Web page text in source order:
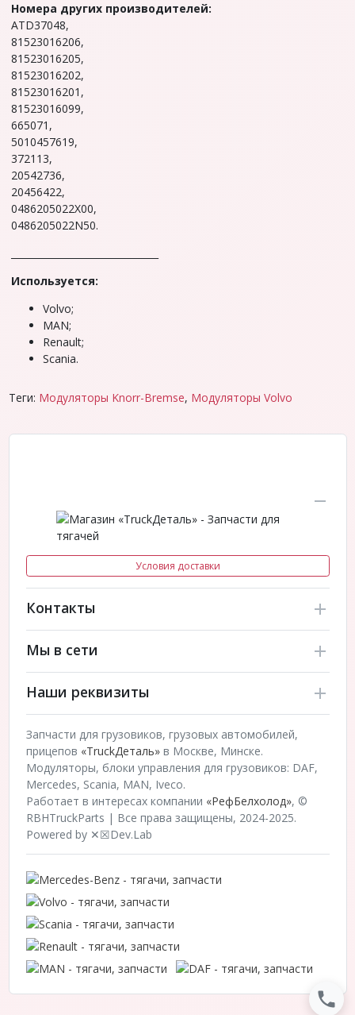
Номера других производителей:
ATD37048,
81523016206,
81523016205,
81523016202,
81523016201,
81523016099,
665071,
5010457619,
372113,
20542736,
20456422,
0486205022X00,
0486205022N50.
Используется:
Volvo;
МАN;
Renault;
Scania.
Теги: Модуляторы Knorr-Bremse, Модуляторы Volvo
Условия доставки
Контакты
Мы в сети
Наши реквизиты
Запчасти для грузовиков, грузовых автомобилей,
прицепов «TruckДеталь»в Москве, Минске.
Модуляторы, блоки управления для грузовиков: DAF,
Mercedes, Scania, MAN, Iveco.
Работает в интересах компании «РефБелхолод», ©
RBHTruckParts | Все права защищены, 2024-2025.
Powered by ✕☒Dev.Lab